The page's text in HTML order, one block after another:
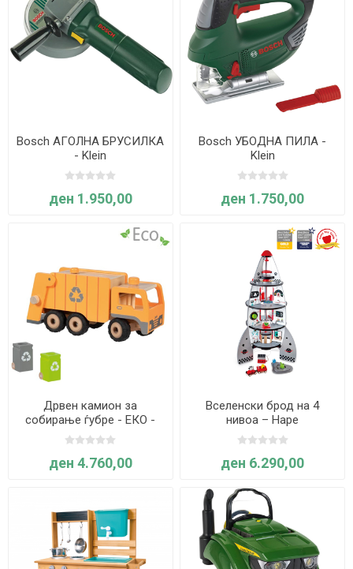
Bosch АГОЛНА БРУСИЛКА
- Klein
ден 1.950,00
Bosch УБОДНА ПИЛА -
Klein
ден 1.750,00
Дрвен камион за
собирање ѓубре - ЕКО -
Goki
ден 4.760,00
Вселенски брод на 4
нивоа – Hape
ден 6.290,00